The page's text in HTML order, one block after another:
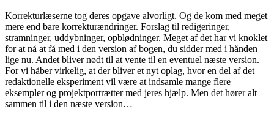
Korrekturlæserne tog deres opgave alvorligt. Og de kom med meget
mere end bare korrekturændringer. Forslag til redigeringer,
stramninger, uddybninger, opblødninger. Meget af det har vi knoklet
for at nå at få med i den version af bogen, du sidder med i hånden
lige nu. Andet bliver nødt til at vente til en eventuel næste version.
For vi håber virkelig, at der bliver et nyt oplag, hvor en del af det
redaktionelle eksperiment vil være at indsamle mange flere
eksempler og projektportrætter med jeres hjælp. Men det hører alt
sammen til i den næste version…